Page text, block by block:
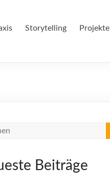
Storytelling Projekte
Beiträge